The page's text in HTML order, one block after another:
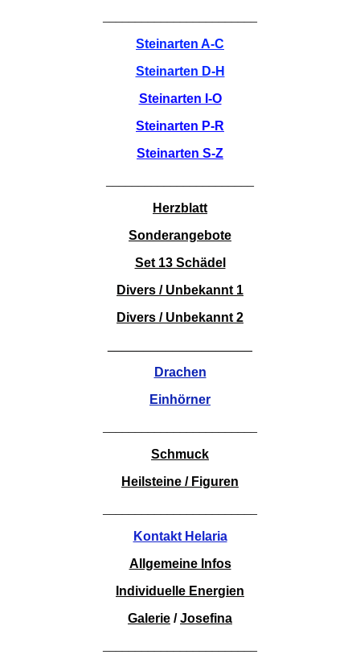
Steinarten A-C
Steinarten D-H
Steinarten I-O
Steinarten P-R
Steinarten S-Z
Herzblatt
Sonderangebote
Set 13 Schädel
Divers / Unbekannt 1
Divers / Unbekannt 2
Drachen
Einhörner
Schmuck
Heilsteine / Figuren
Kontakt Helaria
Allgemeine Infos
Individuelle Energien
Galerie /Josefina